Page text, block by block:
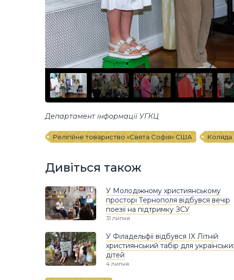
Департамент інформації УГКЦ
Релігійне товариство «Свята Софія» США Коляда
Дивіться також
У Молодіжному християнському
просторі Тернополя відбувся вечір
поезії на підтримку ЗСУ
31 липня
У Філадельфії відбувся IX Літній
християнський табір для
дітей
4 липня